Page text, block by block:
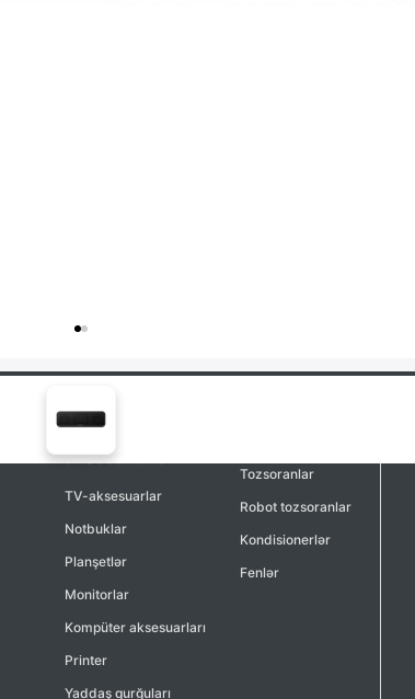
Notbuk, Planşet və
akssesuarları
TV-aksesuarlar
Notbuklar
Planşetlər
Monitorlar
Kompüter aksesuarları
Printer
Yaddaş qurğuları
Tozsoranlar
Robot tozsoranlar
Kondisionerlər
Fenlər